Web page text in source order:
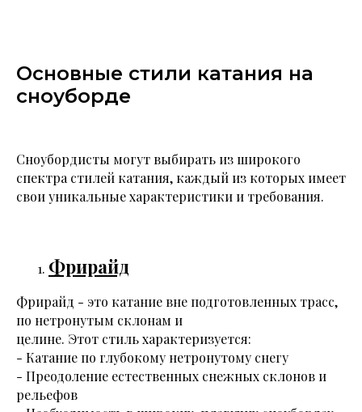
Основные стили катания на
сноуборде
Сноубордисты могут выбирать из широкого
спектра стилей катания, каждый из которых имеет
свои уникальные характеристики и требования.
Фрирайд
Фрирайд - это катание вне подготовленных трасс,
по нетронутым склонам и
целине. Этот стиль характеризуется:
- Катание по глубокому нетронутому снегу
- Преодоление естественных снежных склонов и
рельефов